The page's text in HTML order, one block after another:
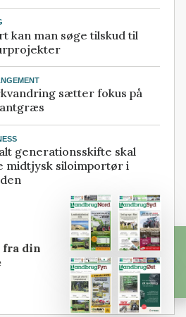
kan man søge tilskud til
sætter fokus på
generationsskifte skal
midtjysk siloimportør i
fra din